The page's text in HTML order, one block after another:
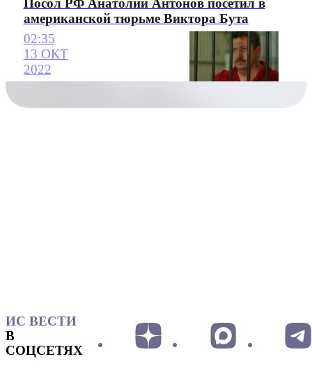
Посол РФ Анатолий Антонов посетил в
американской тюрьме Виктора Бута
02:35
13 ОКТ
2022
ИС ВЕСТИ
В
СОЦСЕТЯХ